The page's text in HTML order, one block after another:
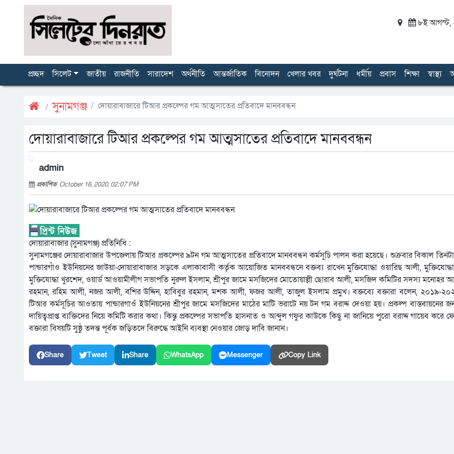
৮ই আগস্ট,
প্রচ্ছদ সিলেট জাতীয় রাজনীতি সারাদেশ অর্থনীতি আন্তর্জাতিক বিনোদন খেলার খবর দুর্ঘটনা ধর্মীয় প্রবাস শিক্ষা স্বাস্থ্য
সুনামগঞ্জ দোয়ারাবাজারে টিআর প্রকল্পের গম আত্মসাতের প্রতিবাদে মানববন্ধন
দোয়ারাবাজারে টিআর প্রকল্পের গম আত্মসাতের প্রতিবাদে মানববন্ধন
admin
প্রকাশিত October 16, 2020, 02:07 PM
দোয়ারাবাজার (সুনামগঞ্জ) প্রতিনিধি :
সুনামগঞ্জের দোয়ারাবাজার উপজেলায় টিআর প্রকল্পের ৯টন গম আত্মসাতের প্রতিবাদে মানববন্ধন কর্মসূচি পালন করা হয়েছে। শুক্রবার বিকাল
পান্ডারগাঁও ইউনিয়নের জাউয়া-দোয়ারাবাজার সড়কে এলাকাবাসী কর্তৃক আয়োজিত মানববন্ধনে বক্তব্য রাখেন মুক্তিযোদ্ধা ওয়ারিছ আলী,
মুক্তিযোদ্ধা খুরশেদ, ওয়ার্ড আওয়ামীলীগ সভাপতি নুরুল ইসলাম, শ্রীপুর জামে মসজিদের মোতোয়াল্লী ছোরাব আলী, মসজিদ কমিটির সদস্য
রহমান, রহিম আলী, নজর আলী, বশির উদ্দিন, হাবিবুর রহমান, মশক আলী, ফজর আলী, তাজুল ইসলাম প্রমুখ। বক্তব্যে বক্তারা বলেন, ২০১৯-
টিআর কর্মসূচির আওতায় পান্ডারগাওঁ ইউনিয়নের শ্রীপুর জামে মসজিদের মাঠের মাটি ভরাটে নয় টন গম বরাদ্দ দেওয়া হয়। প্রকল্প বাস্তবায়নের
দায়িত্বপ্রাপ্ত ব্যক্তিদের নিয়ে কমিটি করার কথা। কিন্তু প্রকল্পের সভাপতি হাসনাত ও আব্দুল গফুর কাউকে কিছু না জানিয়ে পুরো বরাদ্দ গায়েব করে
বক্তারা বিষয়টি সুষ্ঠু তদন্ত পূর্বক জড়িতদে বিরুদ্ধে আইনি ব্যবস্থা নেওয়ার জোড় দাবি জানান।
Share Tweet Share WhatsApp Messenger Copy Link